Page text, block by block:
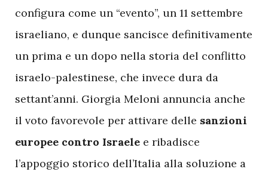
configura come un “evento”, un 11 settembre
israeliano, e dunque sancisce definitivamente
un prima e un dopo nella storia del conflitto
israelo-palestinese, che invece dura da
settant’anni. Giorgia Meloni annuncia anche
il voto favorevole per attivare delle sanzioni
europee contro Israele e ribadisce
l’appoggio storico dell’Italia alla soluzione a